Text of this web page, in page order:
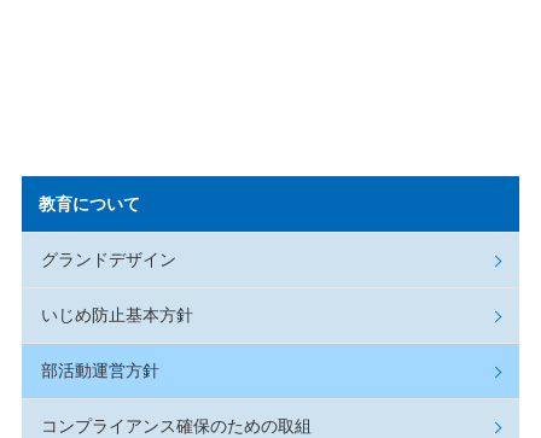
教育について
グランドデザイン
いじめ防止基本方針
部活動運営方針
コンプライアンス確保のための取組